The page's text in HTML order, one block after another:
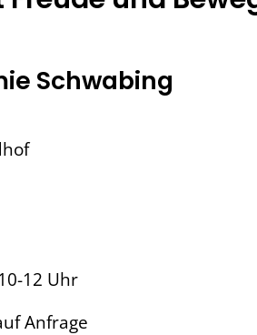
Schwabing
12 Uhr
Anfrage